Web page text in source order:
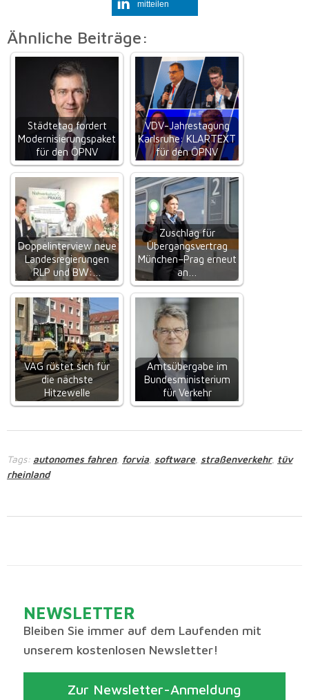
mitteilen
Ähnliche Beiträge:
Städtetag fordert
Modernisierungspaket
für den ÖPNV
VDV-Jahrestagung
Karlsruhe: KLARTEXT
für den ÖPNV
Doppelinterview neue
Landesregierungen
RLP und BW:…
Zuschlag für
Übergangsvertrag
München–Prag erneut
an…
VAG rüstet sich für
die nächste
Hitzewelle
Amtsübergabe im
Bundesministerium
für Verkehr
Tags: autonomes fahren, forvia, software, straßenverkehr, tüv
rheinland
NEWSLETTER
Bleiben Sie immer auf dem Laufenden mit
unserem kostenlosen Newsletter!
Zur Newsletter-Anmeldung